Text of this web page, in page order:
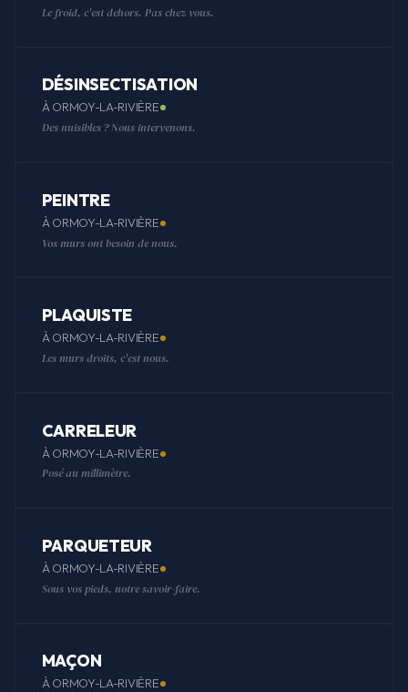
Le froid, c'est dehors. Pas chez vous.
DÉSINSECTISATION
À ORMOY-LA-RIVIÈRE
Des nuisibles ? Nous intervenons.
PEINTRE
À ORMOY-LA-RIVIÈRE
Vos murs ont besoin de nous.
PLAQUISTE
À ORMOY-LA-RIVIÈRE
Les murs droits, c'est nous.
CARRELEUR
À ORMOY-LA-RIVIÈRE
Posé au millimètre.
PARQUETEUR
À ORMOY-LA-RIVIÈRE
Sous vos pieds, notre savoir-faire.
MAÇON
À ORMOY-LA-RIVIÈRE